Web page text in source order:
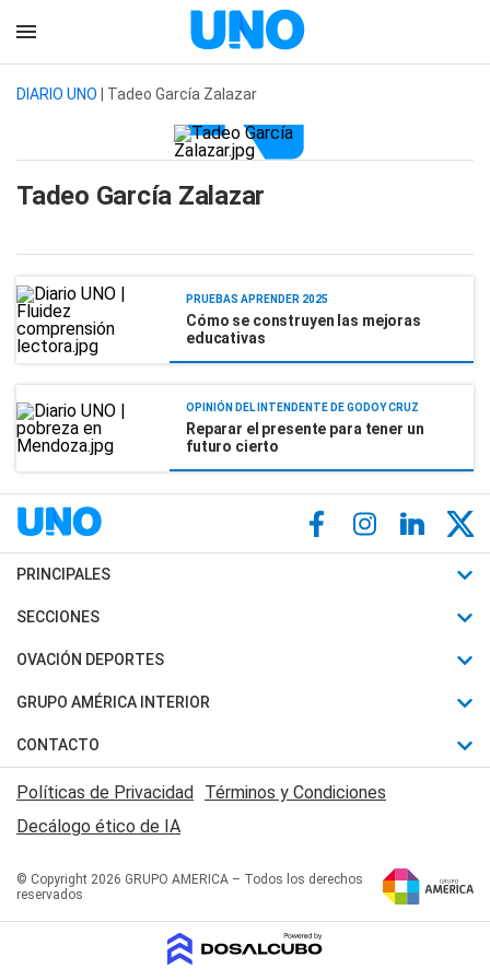
DIARIO UNO | Tadeo García Zalazar
Tadeo García Zalazar
PRUEBAS APRENDER 2025
Cómo se construyen las mejoras
educativas
OPINIÓN DEL INTENDENTE DE GODOY CRUZ
Reparar el presente para tener un
futuro cierto
PRINCIPALES
Últimas Noticias
Política
Judiciales
Economia
SECCIONES
Horóscopo
Motores
Trucos caseros
Series y Películas
Edictos y Solicitadas
OVACIÓN DEPORTES
Fútbol
Mundial
Automovilismo
Rugby
Básquet
GRUPO AMÉRICA INTERIOR
Canal 7 en Vivo
San Juan 8
CONTACTO
Acerca de Nosotros
Contactanos
Políticas de Privacidad Términos y Condiciones
Decálogo ético de IA
© Copyright 2026 GRUPO AMERICA – Todos los derechos
reservados